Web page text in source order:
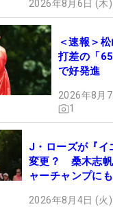
2026年8月6日 (木
＜速報＞
打差の「
で好発進
2026年8月
1
J・ローズが『イ
変更？ 桑木志帆
ャーチャンプに
2026年8月4日 (火